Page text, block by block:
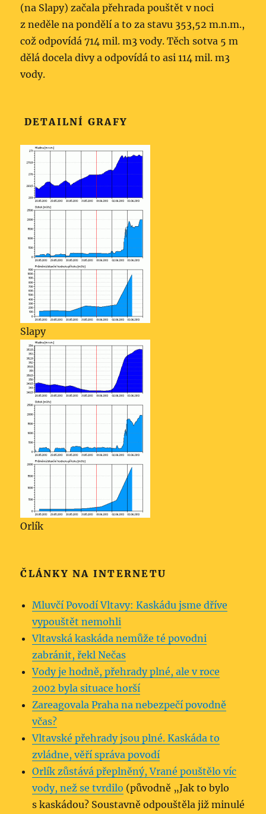
(na Slapy) začala přehrada pouštět v noci
z neděle na pondělí a to za stavu 353,52 m.n.m.,
což odpovídá 714 mil. m3 vody. Těch sotva 5 m
dělá docela divy a odpovídá to asi 114 mil. m3
vody.
DETAILNÍ GRAFY
Slapy
Orlík
ČLÁNKY NA INTERNETU
Mluvčí Povodí Vltavy: Kaskádu jsme dříve
vypouštět nemohli
Vltavská kaskáda nemůže té povodni
zabránit, řekl Nečas
Vody je hodně, přehrady plné, ale v roce
2002 byla situace horší
Zareagovala Praha na nebezpečí povodně
včas?
Vltavské přehrady jsou plné. Kaskáda to
zvládne, věří správa povodí
Orlík zůstává přeplněný, Vrané pouštělo víc
vody, než se tvrdilo (původně „Jak to bylo
s kaskádou? Soustavně odpouštěla již minulé